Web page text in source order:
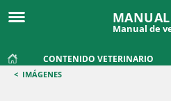
Manual de
CONTENIDO VETERINARIO
< IMÁGENES